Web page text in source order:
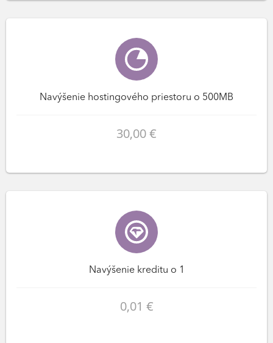
Navýšenie hostingového priestoru o 500MB
30,00 €
Navýšenie kreditu o 1
0,01 €